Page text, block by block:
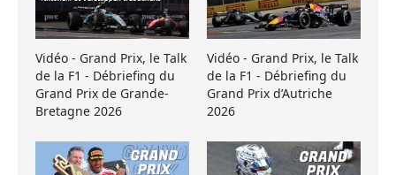
Vidéo - Grand Prix, le Talk
de la F1 - Débriefing du
Grand Prix de Grande-
Bretagne 2026
Vidéo - Grand Prix, le Talk
de la F1 - Débriefing du
Grand Prix d’Autriche
2026